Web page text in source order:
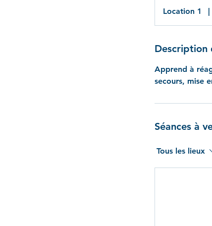
Location 1
Description
Apprend à
secours, mise
Séances à
Tous les lieux